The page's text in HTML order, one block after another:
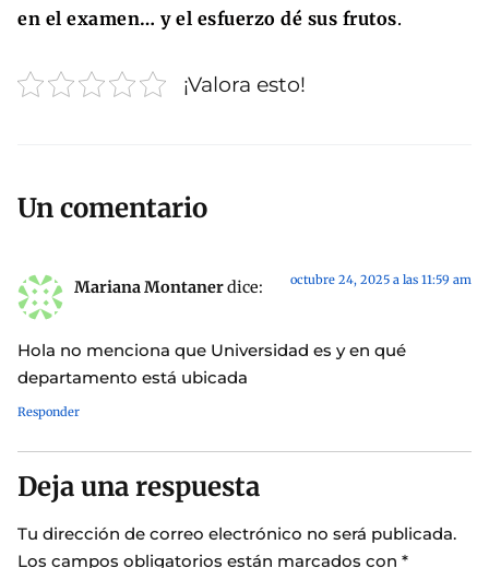
en el examen… y el esfuerzo dé sus frutos.
¡Valora esto!
Un comentario
Mariana Montanerdice: octubre 24, 2025 a las 11:59 am
Hola no menciona que Universidad es y en qué
departamento está ubicada
Responder
Deja una respuesta
Tu dirección de correo electrónico no será publicada.
Los campos obligatorios están marcados con *